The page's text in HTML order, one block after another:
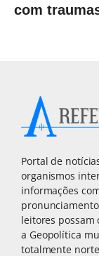
com
Portal de
organismos
informações
leitores
a Geopolítica
totalmente